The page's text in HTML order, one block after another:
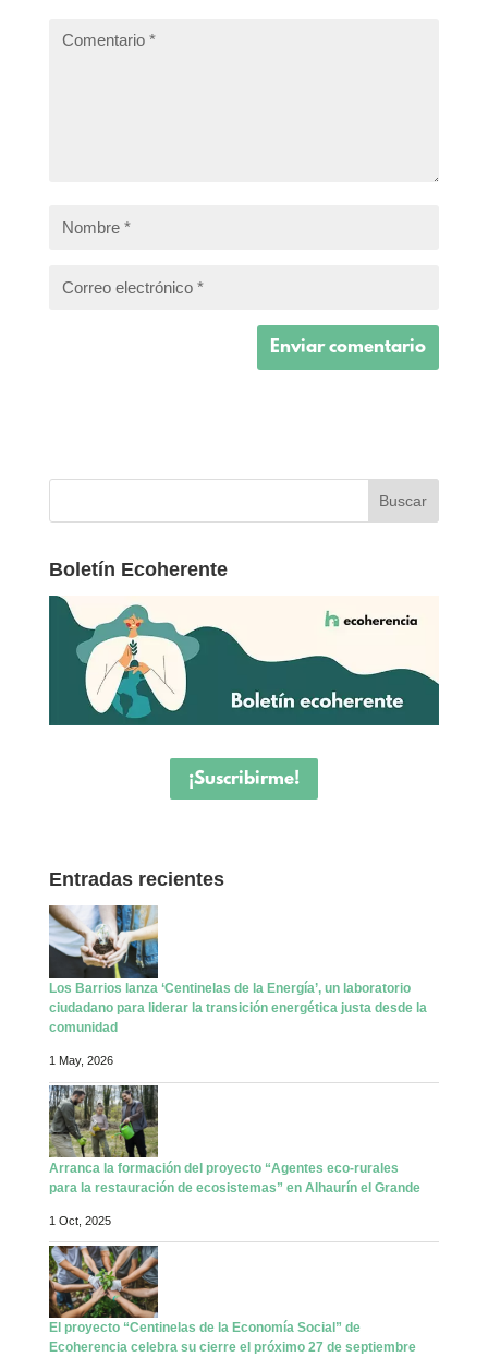
Boletín Ecoherente
¡Suscribirme!
Entradas recientes
Los Barrios lanza ‘Centinelas de la Energía’, un laboratorio
ciudadano para liderar la transición energética justa desde la
comunidad
1 May, 2026
Arranca la formación del proyecto “Agentes eco-rurales
para la restauración de ecosistemas” en Alhaurín el Grande
1 Oct, 2025
El proyecto “Centinelas de la Economía Social” de
Ecoherencia celebra su cierre el próximo 27 de septiembre